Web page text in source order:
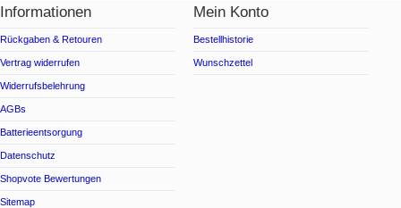
Informationen
Rückgaben & Retouren
Vertrag widerrufen
Widerrufsbelehrung
AGBs
Batterieentsorgung
Datenschutz
Shopvote Bewertungen
Sitemap
Mein Konto
Bestellhistorie
Wunschzettel